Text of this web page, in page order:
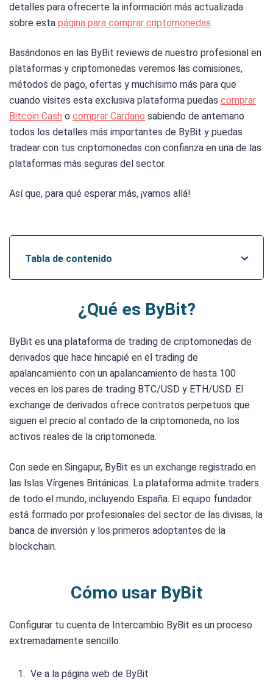
detalles para ofrecerte la información más actualizada
sobre esta página para comprar criptomonedas.
Basándonos en las ByBit reviews de nuestro profesional en
plataformas y criptomonedas veremos las comisiones,
métodos de pago, ofertas y muchísimo más para que
cuando visites esta exclusiva plataforma puedas comprar
Bitcoin Cash o comprar Cardano sabiendo de antemano
todos los detalles más importantes de ByBit y puedas
tradear con tus criptomonedas con confianza en una de las
plataformas más seguras del sector.
Así que, para qué esperar más, ¡vamos allá!
Tabla de contenido
¿Qué es ByBit?
ByBit es una plataforma de trading de criptomonedas de
derivados que hace hincapié en el trading de
apalancamiento con un apalancamiento de hasta 100
veces en los pares de trading BTC/USD y ETH/USD. El
exchange de derivados ofrece contratos perpetuos que
siguen el precio al contado de la criptomoneda, no los
activos reales de la criptomoneda.
Con sede en Singapur, ByBit es un exchange registrado en
las Islas Vírgenes Británicas. La plataforma admite traders
de todo el mundo, incluyendo España. El equipo fundador
está formado por profesionales del sector de las divisas, la
banca de inversión y los primeros adoptantes de la
blockchain.
Cómo usar ByBit
Configurar tu cuenta de Intercambio ByBit es un proceso
extremadamente sencillo:
Ve a la página web de ByBit